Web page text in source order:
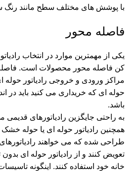
با پوشش های مختلف سطح مانند رنگ
فاصله محور
یکی از مهمترین موارد در انتخاب
کن فاصله محور محصولات است. فاصله
مراکز ورودی و خروجی رادیاتور
حوله ای که خریداری می کنید باید در
باشد.
به راحتی جایگزین رادیاتورهای
همچنین رادیاتور حوله ای یا حوله خشک
طراحی شده که می خواهند رادیاتورهای
تعویض کنند و از رادیاتور حوله ای
خانه خود استفاده کنند. اینگونه